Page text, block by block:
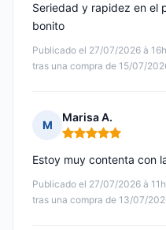
Publicado el 27/07/2026 à
tras una compra de 15/07/
Seriedad y rapidez en el
bonito
M
Marisa A.
Nota: 5 de 5
Publicado el 27/07/2026 à
tras una compra de 13/07/
Estoy muy contenta con